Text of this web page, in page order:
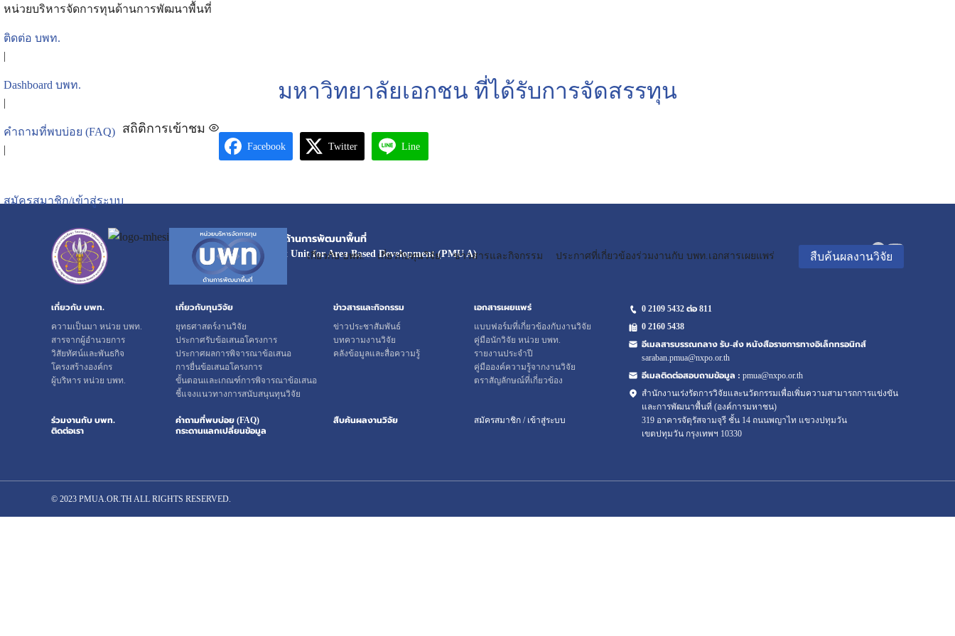
หน่วยบริหารจัดการทุนด้านการพัฒนาพื้นที่
ติดต่อ บพท.
|
Dashboard บพท.
|
คำถามที่พบบ่อย (FAQ)
|
สมัครสมาชิก/เข้าสู่ระบบ
เกี่ยวกับ บพท. เกี่ยวกับทุนวิจัย ข่าวสารและกิจกรรม ประกาศที่เกี่ยวข้องร่วมงานกับ บพท.เอกสารเผยแพร่ สืบค้นผลงานวิจัย
มหาวิทยาลัยเอกชน ที่ได้รับการจัดสรรทุน
สถิติการเข้าชม
Facebook Twitter Line
หน่วยบริหารจัดการทุนด้านการพัฒนาพื้นที่
Program Management Unit for Area Based Development (PMU A)
เกี่ยวกับ บพท.
ความเป็นมา หน่วย บพท.
สารจากผู้อำนวยการ
วิสัยทัศน์และพันธกิจ
โครงสร้างองค์กร
ผู้บริหาร หน่วย บพท.
เกี่ยวกับทุนวิจัย
ยุทธศาสตร์งานวิจัย
ประกาศรับข้อเสนอโครงการ
ประกาศผลการพิจารณาข้อเสนอ
การยื่นข้อเสนอโครงการ
ขั้นตอนและเกณฑ์การพิจารณาข้อเสนอ
ชี้แจงแนวทางการสนับสนุนทุนวิจัย
ข่าวสารและกิจกรรม
ข่าวประชาสัมพันธ์
บทความงานวิจัย
คลังข้อมูลและสื่อความรู้
เอกสารเผยแพร่
แบบฟอร์มที่เกี่ยวข้องกับงานวิจัย
คู่มือนักวิจัย หน่วย บพท.
รายงานประจำปี
คู่มือองค์ความรู้จากงานวิจัย
ตราสัญลักษณ์ที่เกี่ยวข้อง
ร่วมงานกับ บพท.
ติดต่อเรา
คำถามที่พบบ่อย (FAQ)
กระดานแลกเปลี่ยนข้อมูล
สืบค้นผลงานวิจัย สมัครสมาชิก / เข้าสู่ระบบ
0 2109 5432 ต่อ 811
0 21605438
อีเมลสารบรรณกลาง รับ-ส่ง หนังสือราชการทางอิเล็กทรอนิกส์
saraban.pmua@nxpo.or.th
อีเมลติดต่อสอบถามข้อมูล :pmua@nxpo.or.th
สำนักงานเร่งรัดการวิจัยและนวัตกรรมเพื่อเพิ่มความสามารถการแข่งขัน
และการพัฒนาพื้นที่ (องค์การมหาชน)
319 อาคารจัตุรัสจามจุรี ชั้น 14 ถนนพญาไท แขวงปทุมวัน
เขตปทุมวัน กรุงเทพฯ 10330
© 2023 PMUA.OR.TH ALL RIGHTS RESERVED.